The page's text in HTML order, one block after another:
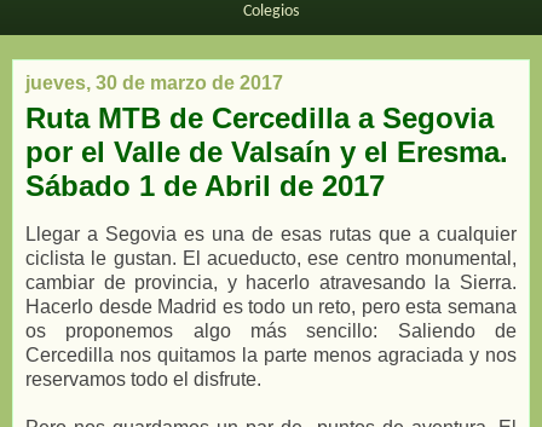
Colegios
jueves, 30 de marzo de 2017
Ruta MTB de Cercedilla a Segovia
por el Valle de Valsaín y el Eresma.
Sábado 1 de Abril de 2017
Llegar a Segovia es una de esas rutas que a cualquier
ciclista le gustan. El acueducto, ese centro monumental,
cambiar de provincia, y hacerlo atravesando la Sierra.
Hacerlo desde Madrid es todo un reto, pero esta semana
os proponemos algo más sencillo: Saliendo de
Cercedilla nos quitamos la parte menos agraciada y nos
reservamos todo el disfrute.